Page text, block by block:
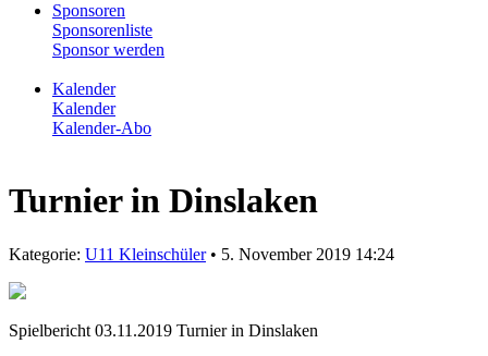
Sponsoren
Sponsorenliste
Sponsor werden
Kalender
Kalender
Kalender-Abo
Turnier in Dinslaken
Kategorie: U11 Kleinschüler• 5. November 2019 14:24
Spielbericht 03.11.2019 Turnier in Dinslaken